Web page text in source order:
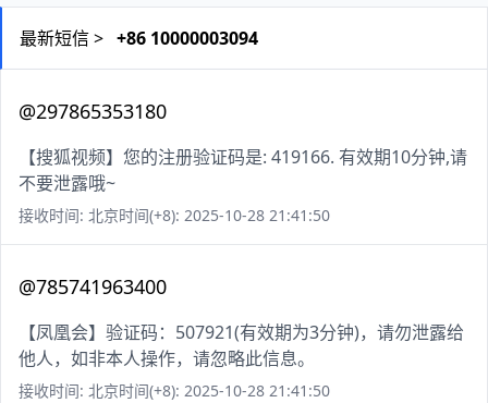
最新短信 > +86 10000003094
@297865353180
【搜狐视频】您的注册验证码是: 419166. 有效期10分钟,请
不要泄露哦~
接收时间: 北京时间(+8): 2025-10-28 21:41:50
@785741963400
【凤凰会】验证码：507921(有效期为3分钟)，请勿泄露给
他人，如非本人操作，请忽略此信息。
接收时间: 北京时间(+8): 2025-10-28 21:41:50